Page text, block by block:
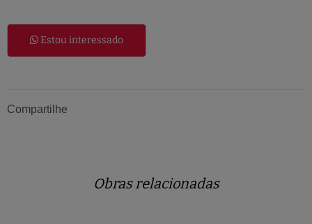
Estou interessado
Compartilhe
Obras relacionadas